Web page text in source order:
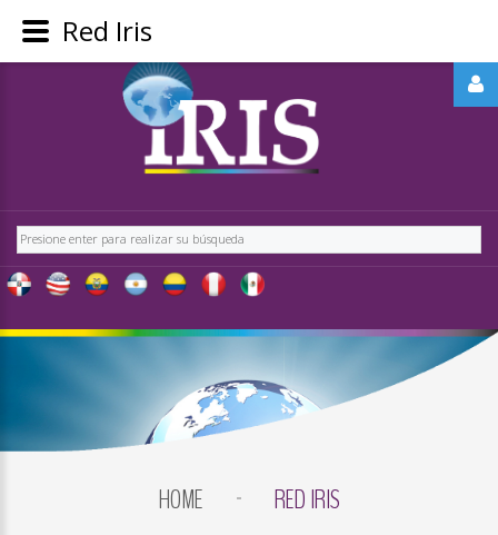
Buscar
HOME RED IRIS
REGÍSTRATE
OBTÉN
EXCLUSIVO
PARA
USUARIOS
IRIS
Red Iris